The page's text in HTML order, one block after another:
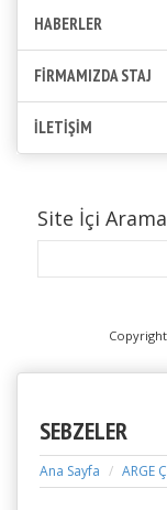
HABERLER
FİRMAMIZDA STAJ
İLETİŞİM
Site İçi Arama
SEBZELER
Ana Sayfa ARGE